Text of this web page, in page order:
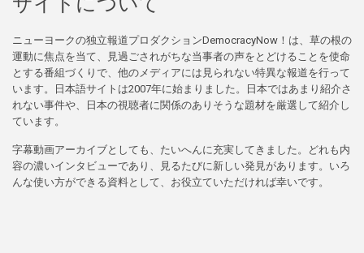
ニューヨークの独立報道プロダクションDemocracyNow！は、草の根の
運動に焦点を当て、見過ごされがちな当事者の声をとどけることを使命
とする番組づくりで、他のメディアには見られない特異な報道を行って
います。日本語サイトは2007年に始まりました。日本ではあまり紹介さ
れない事件や、日本の視聴者に関係のありそうな題材を厳選して紹介し
ています。
字幕動画アーカイブとしても、たいへんに充実してきました。どれも内
容の濃いインタビューであり、見るたびに新しい発見があります。いろ
んな使い方ができる資料として、お役立ていただければ幸いです。